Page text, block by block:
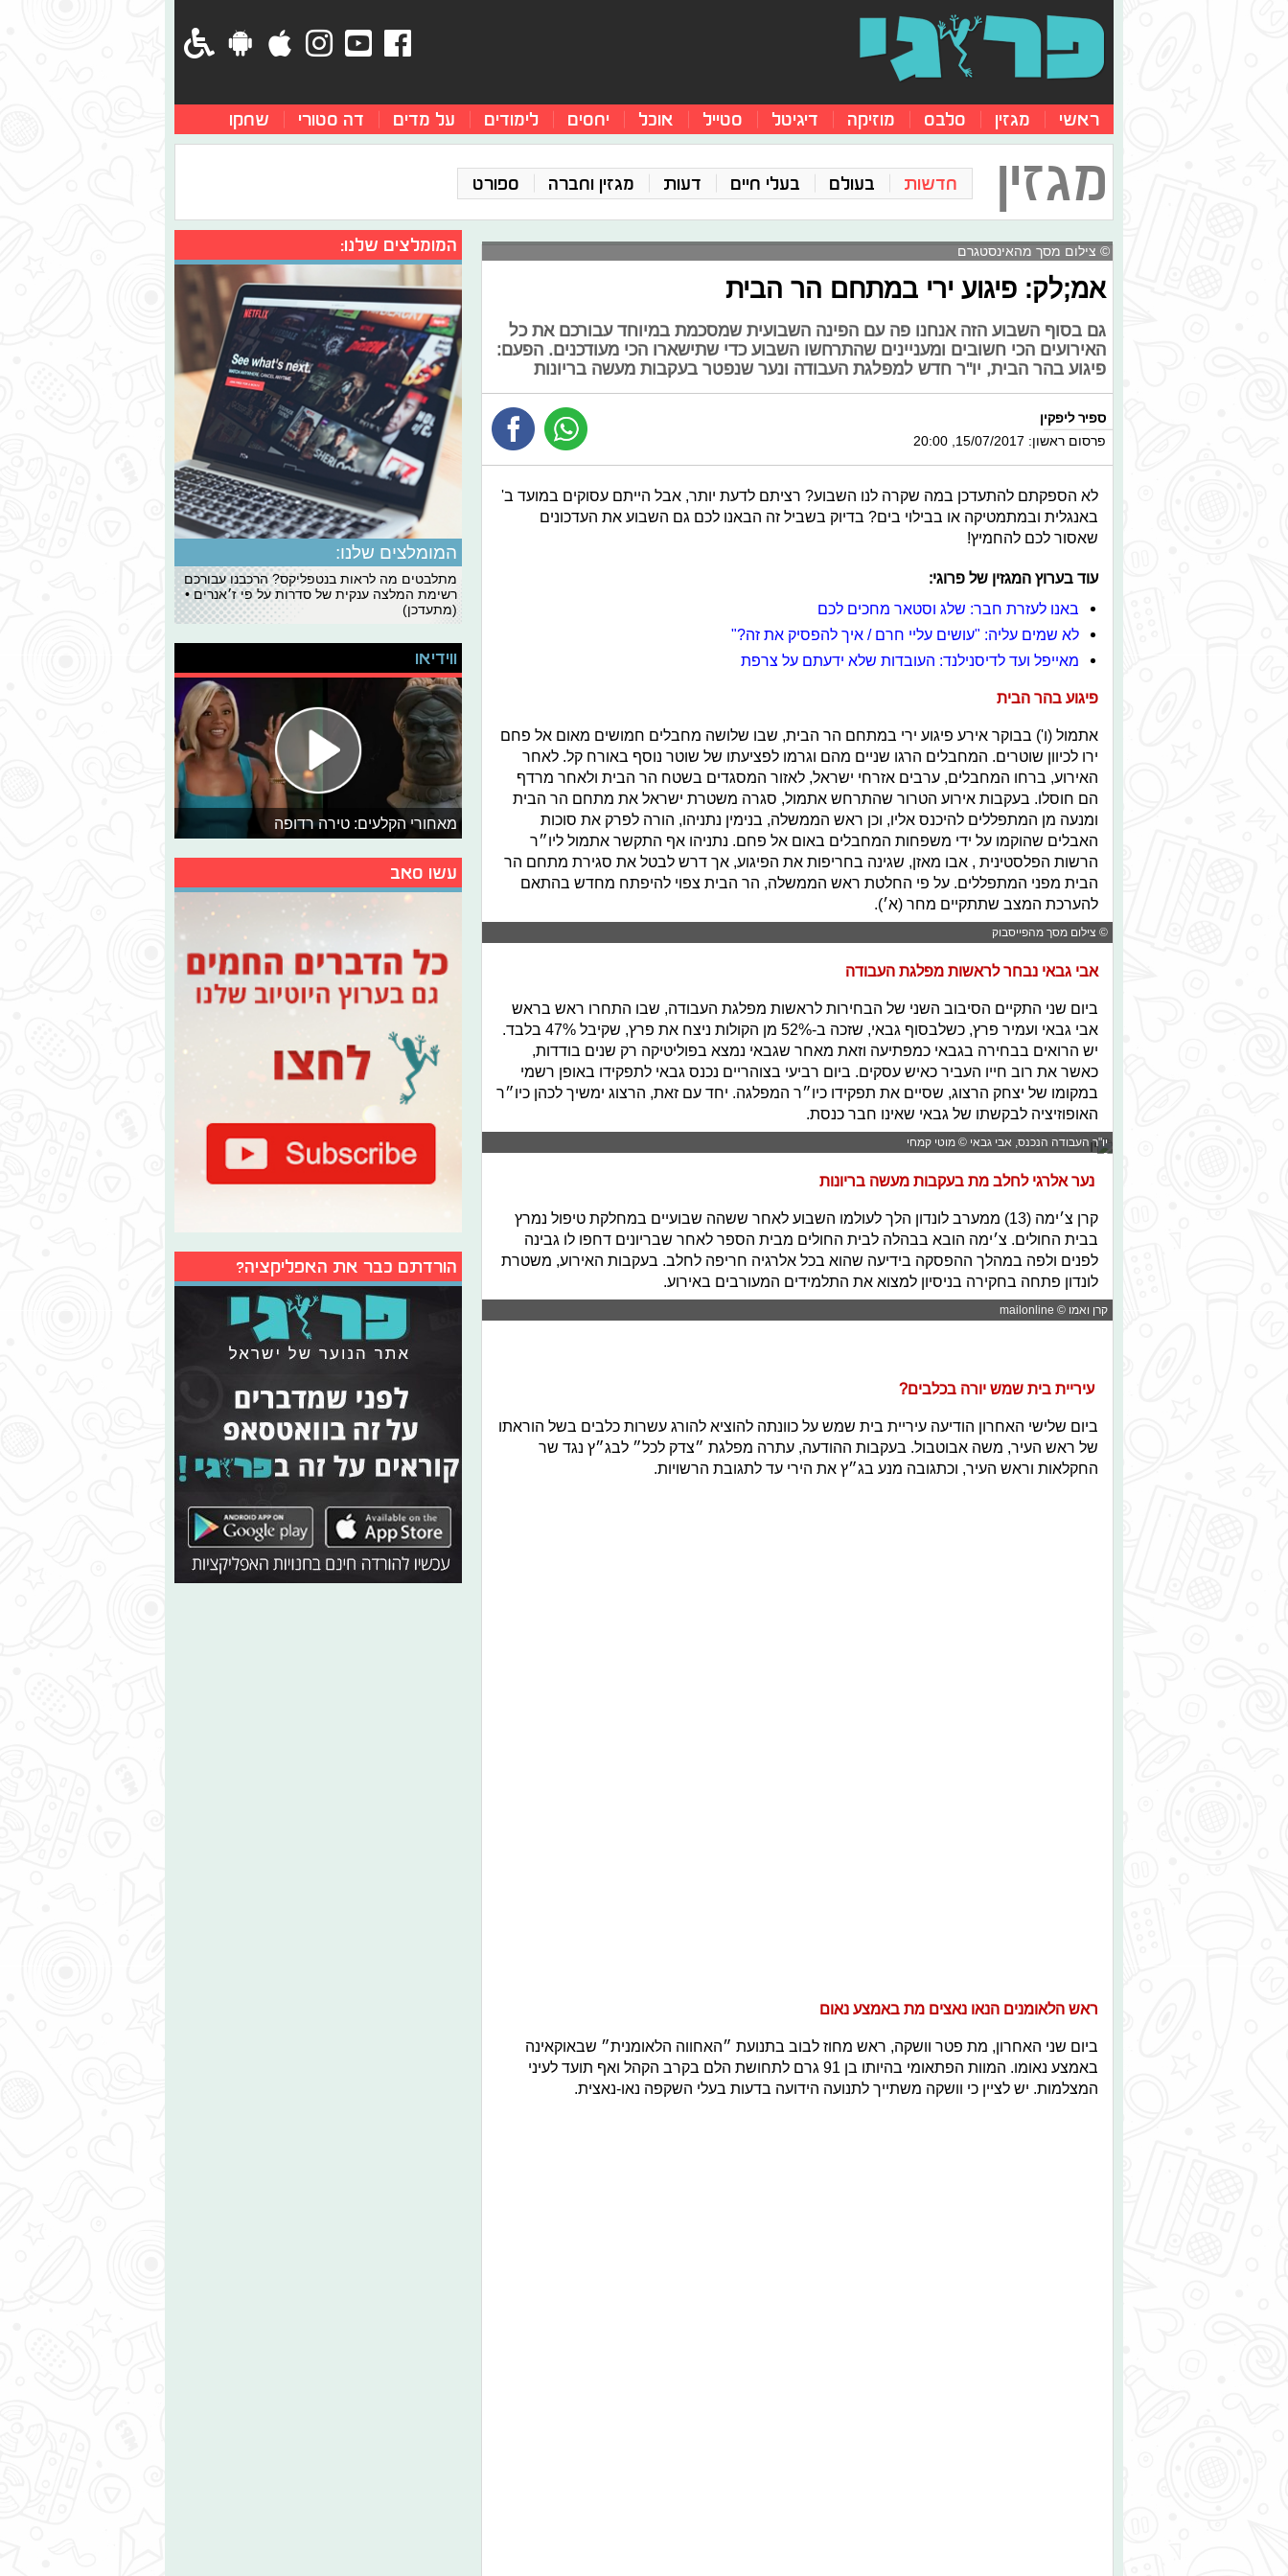
ראשי מגזין סלבס מוזיקה דיגיטל סטייל אוכל יחסים לימודים על מדים דה סטורי שחקו
מגזין חדשות בעולם בעלי חיים דעות מגזין וחברה ספורט
© צילום מסך מהאינסטגרם
אמ;לק: פיגוע ירי במתחם הר הבית
גם בסוף השבוע הזה אנחנו פה עם הפינה השבועית שמסכמת במיוחד עבורכם את כל
האירועים הכי חשובים ומעניינים שהתרחשו השבוע כדי שתישארו הכי מעודכנים. הפעם:
פיגוע בהר הבית, יו"ר חדש למפלגת העבודה ונער שנפטר בעקבות מעשה בריונות
ספיר ליפקין
פרסום ראשון: 15/07/2017, 20:00
לא הספקתם להתעדכן במה שקרה לנו השבוע? רציתם לדעת יותר, אבל הייתם עסוקים במועד ב'
באנגלית ובמתמטיקה או בבילוי בים? בדיוק בשביל זה הבאנו לכם גם השבוע את העדכונים
שאסור לכם להחמיץ!
עוד בערוץ המגזין של פרוגי:
באנו לעזרת חבר: שלג וסטאר מחכים לכם
לא שמים עליה: "עושים עליי חרם / איך להפסיק את זה?"
מאייפל ועד לדיסנילנד: העובדות שלא ידעתם על צרפת
פיגוע בהר הבית
אתמול (ו') בבוקר אירע פיגוע ירי במתחם הר הבית, שבו שלושה מחבלים חמושים מאום אל פחם
ירו לכיוון שוטרים. המחבלים הרגו שניים מהם וגרמו לפציעתו של שוטר נוסף באורח קל. לאחר
האירוע, ברחו המחבלים, ערבים אזרחי ישראל, לאזור המסגדים בשטח הר הבית ולאחר מרדף
הם חוסלו. בעקבות אירוע הטרור שהתרחש אתמול, סגרה משטרת ישראל את מתחם הר הבית
ומנעה מן המתפללים להיכנס אליו, וכן ראש הממשלה, בנימין נתניהו, הורה לפרק את סוכות
האבלים שהוקמו על ידי משפחות המחבלים באום אל פחם. נתניהו אף התקשר אתמול ליו״ר
הרשות הפלסטינית , אבו מאזן, שגינה בחריפות את הפיגוע, אך דרש לבטל את סגירת מתחם הר
הבית מפני המתפללים. על פי החלטת ראש הממשלה, הר הבית צפוי להיפתח מחדש בהתאם
להערכת המצב שתתקיים מחר (א׳).
© צילום מסך מהפייסבוק
אבי גבאי נבחר לראשות מפלגת העבודה
ביום שני התקיים הסיבוב השני של הבחירות לראשות מפלגת העבודה, שבו התחרו ראש בראש
אבי גבאי ועמיר פרץ, כשלבסוף גבאי, שזכה ב-52% מן הקולות ניצח את פרץ, שקיבל 47% בלבד.
יש הרואים בבחירה בגבאי כמפתיעה וזאת מאחר שגבאי נמצא בפוליטיקה רק שנים בודדות,
כאשר את רוב חייו העביר כאיש עסקים. ביום רביעי בצוהריים נכנס גבאי לתפקידו באופן רשמי
במקומו של יצחק הרצוג, שסיים את תפקידו כיו״ר המפלגה. יחד עם זאת, הרצוג ימשיך לכהן כיו״ר
האופוזיציה לבקשתו של גבאי שאינו חבר כנסת.
יו"ר העבודה הנכנס, אבי גבאי © מוטי קמחי
נער אלרגי לחלב מת בעקבות מעשה בריונות
קרן צ׳ימה (13) ממערב לונדון הלך לעולמו השבוע לאחר ששהה שבועיים במחלקת טיפול נמרץ
בבית החולים. צ׳ימה הובא בבהלה לבית החולים מבית הספר לאחר שבריונים דחפו לו גבינה
לפנים ולפה במהלך ההפסקה בידיעה שהוא בכל אלרגיה חריפה לחלב. בעקבות האירוע, משטרת
לונדון פתחה בחקירה בניסיון למצוא את התלמידים המעורבים באירוע.
קרן ואמו © mailonline
עיריית בית שמש יורה בכלבים?
ביום שלישי האחרון הודיעה עיריית בית שמש על כוונתה להוציא להורג עשרות כלבים בשל הוראתו
של ראש העיר, משה אבוטבול. בעקבות ההודעה, עתרה מפלגת ״צדק לכל״ לבג״ץ נגד שר
החקלאות וראש העיר, וכתגובה מנע בג״ץ את הירי עד לתגובת הרשויות.
ראש הלאומנים הנאו נאצים מת באמצע נאום
ביום שני האחרון, מת פטר וושקה, ראש מחוז לבוב בתנועת ״האחווה הלאומנית״ שבאוקאינה
באמצע נאומו. המוות הפתאומי בהיותו בן 91 גרם לתחושת הלם בקרב הקהל ואף תועד לעיני
המצלמות. יש לציין כי וושקה משתייך לתנועה הידועה בדעות בעלי השקפה נאו-נאצית.
המומלצים שלנו:
המומלצים שלנו:
מתלבטים מה לראות בנטפליקס? הרכבנו עבורכם
רשימת המלצה ענקית של סדרות על פי ז׳אנרים •
(מתעדכן)
ווידיאו
מאחורי הקלעים: טירה רדופה
עשו סאב
הורדתם כבר את האפליקציה?